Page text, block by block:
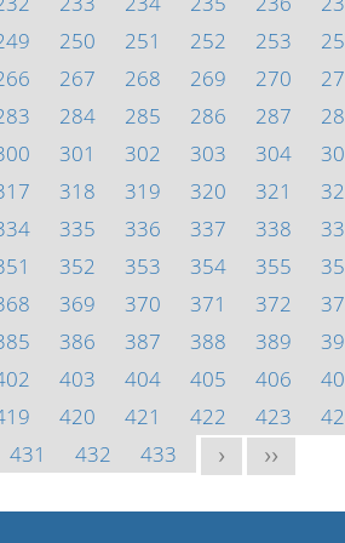
250 251 252 253
267 268 269 270
284 285 286 287
301 302 303 304
318 319 320 321
335 336 337 338
352 353 354 355
369 370 371 372
386 387 388 389
403 404 405 406
420 421 422 423
431
432 433 > >>